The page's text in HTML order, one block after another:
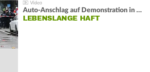
Auto-Anschlag auf Demonstration in München:
LEBENSLANGE HAFT